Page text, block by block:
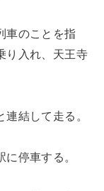
車のことを指
り入れ、天王寺
結して走る。
停車する。